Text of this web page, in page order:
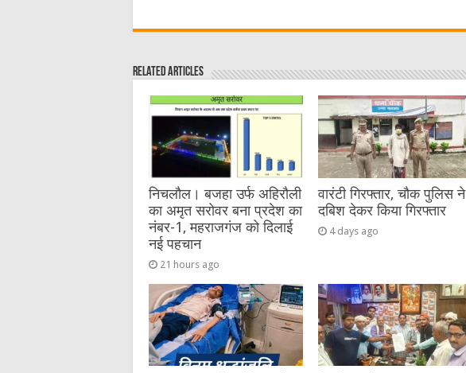
c
e
b
o
o
k
it
r
C
at
ai ss
n
g
er
at
A
p
p
Related Articles
निचलौल। बजहा उर्फ अहिरौली
का अमृत सरोवर बना प्रदेश का
नंबर-1, महराजगंज को दिलाई
नई पहचान
21 hours ago
वारंटी गिरफ्तार, चौक पुलिस ने
दबिश देकर किया गिरफ्तार
4 days ago